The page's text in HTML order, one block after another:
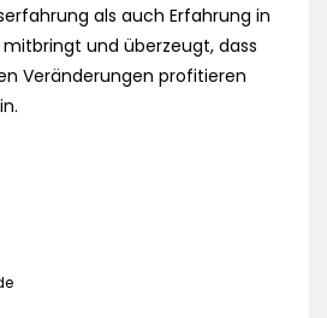
als auch Erfahrung in
und überzeugt, dass
Veränderungen profitieren